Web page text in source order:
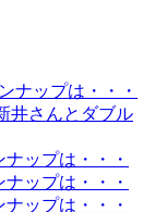
ナップは・・・
井さんとダブル
ップは・・・
ップは・・・
ップは・・・